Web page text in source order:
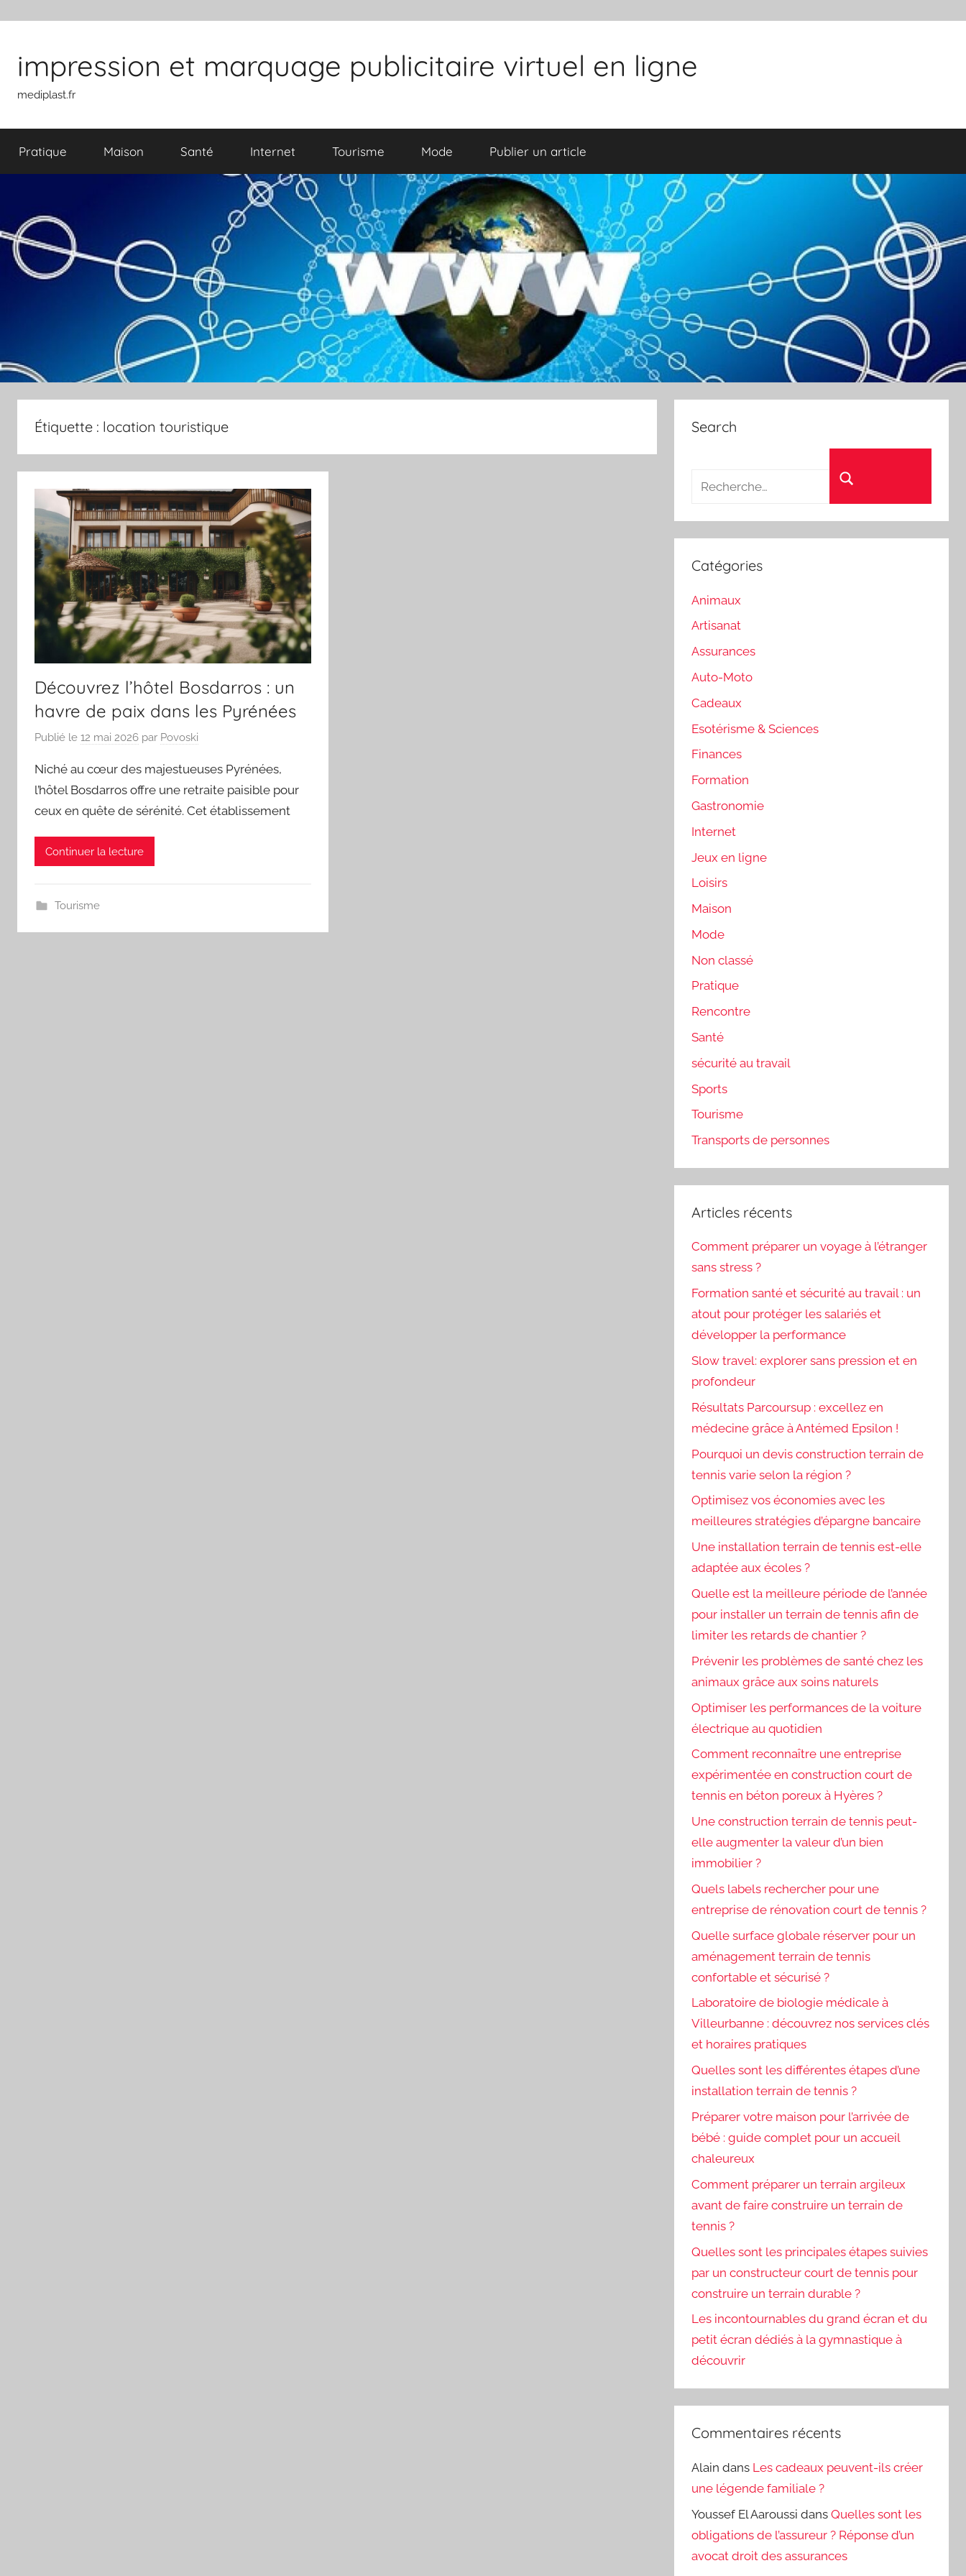
impression et marquage publicitaire virtuel en ligne
mediplast.fr
Pratique Maison Santé Internet Tourisme Mode Publier un article
Étiquette : location touristique
Découvrez l’hôtel Bosdarros : un
havre de paix dans les Pyrénées
Publié le 12 mai 2026 par Povoski
Niché au cœur des majestueuses Pyrénées,
l’hôtel Bosdarros offre une retraite paisible pour
ceux en quête de sérénité. Cet établissement
Continuer la lecture
Tourisme
Search
Catégories
Animaux
Artisanat
Assurances
Auto-Moto
Cadeaux
Esotérisme & Sciences
Finances
Formation
Gastronomie
Internet
Jeux en ligne
Loisirs
Maison
Mode
Non classé
Pratique
Rencontre
Santé
sécurité au travail
Sports
Tourisme
Transports de personnes
Articles récents
Comment préparer un voyage à l’étranger
sans stress ?
Formation santé et sécurité au travail : un
atout pour protéger les salariés et
développer la performance
Slow travel: explorer sans pression et en
profondeur
Résultats Parcoursup : excellez en
médecine grâce à Antémed Epsilon !
Pourquoi un devis construction terrain de
tennis varie selon la région ?
Optimisez vos économies avec les
meilleures stratégies d’épargne bancaire
Une installation terrain de tennis est-elle
adaptée aux écoles ?
Quelle est la meilleure période de l’année
pour installer un terrain de tennis afin de
limiter les retards de chantier ?
Prévenir les problèmes de santé chez les
animaux grâce aux soins naturels
Optimiser les performances de la voiture
électrique au quotidien
Comment reconnaître une entreprise
expérimentée en construction court de
tennis en béton poreux à Hyères ?
Une construction terrain de tennis peut-
elle augmenter la valeur d’un bien
immobilier ?
Quels labels rechercher pour une
entreprise de rénovation court de tennis ?
Quelle surface globale réserver pour un
aménagement terrain de tennis
confortable et sécurisé ?
Laboratoire de biologie médicale à
Villeurbanne : découvrez nos services clés
et horaires pratiques
Quelles sont les différentes étapes d’une
installation terrain de tennis ?
Préparer votre maison pour l’arrivée de
bébé : guide complet pour un accueil
chaleureux
Comment préparer un terrain argileux
avant de faire construire un terrain de
tennis ?
Quelles sont les principales étapes suivies
par un constructeur court de tennis pour
construire un terrain durable ?
Les incontournables du grand écran et du
petit écran dédiés à la gymnastique à
découvrir
Commentaires récents
Alain dans Les cadeaux peuvent-ils créer
une légende familiale ?
Youssef El Aaroussi dansQuelles sont les
obligations de l’assureur ? Réponse d’un
avocat droit des assurances